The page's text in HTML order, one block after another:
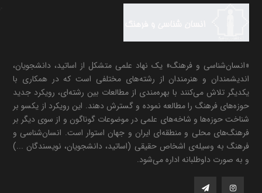
«انسان‌شناسی و فرهنگ» یک نهاد علمی متشکل از اساتید، دانشجویان،
اندیشمندان و هنرمندان از رشته‌های مختلفی است که در همکاری با
یکدیگر تلاش می‌کنند با بهره‌مندی از مطالعات بین رشته‌ای، رویکرد جدید
حوزه‌های فرهنگ را مطالعه نموده و گسترش دهند. این رویکرد از یکسو بر
شناخت حوزه‌ها و شاخه‌های علمی در موضوعات گوناگون و از سوی دیگر بر
فرهنگ‌های محلی و منطقه‌ای ایران و جهان استوار است. انسان‌شناسی و
فرهنگ به وسیله‌ی اشخاص حقیقی (اساتید، دانشجویان، نویسندگان ...)
و به صورت داوطلبانه اداره می‌شود.